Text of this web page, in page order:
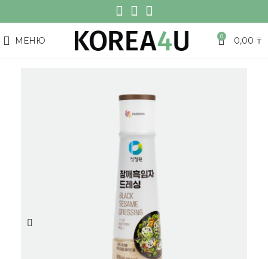
МЕНЮ 0 0,00 ₸